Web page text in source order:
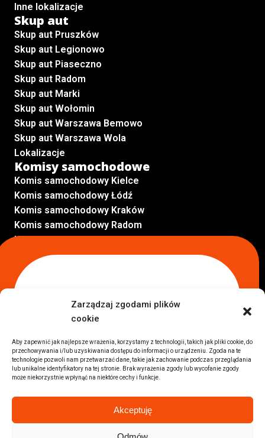
Zarządzaj zgodami plików
cookie
Aby zapewnić jak najlepsze wrażenia, korzystamy z technologii, takich jak pliki cookie, do
przechowywania i/lub uzyskiwania dostępu do informacji o urządzeniu. Zgoda na te
technologie pozwoli nam przetwarzać dane, takie jak zachowanie podczas przeglądania
lub unikalne identyfikatory na tej stronie. Brak wyrażenia zgody lub wycofanie zgody
może niekorzystnie wpłynąć na niektóre cechy i funkcje.
Akceptuję
Inne lokalizacje
Skup aut
Skup aut Pruszków
Skup aut Legionowo
Skup aut Piaseczno
Skup aut Radom
Skup aut Marki
Skup aut Wołomin
Skup aut Warszawa Bemowo
Skup aut Warszawa Wola
Lokalizacje
Komisy samochodowe
Komis samochodowy Kielce
Komis samochodowy Łódź
Komis samochodowy Kraków
Komis samochodowy Radom
Komis samochodowy Płock
Komis samochodowy Opole
Komis samochodowy Lublin
Komis samochodowy Sochaczew
Inne Lokalizacje
Auta z USA Rzeszów
Auta z USA Białystok
Auta z USA Kraków
Marki samochodów
Sprzedam BMW